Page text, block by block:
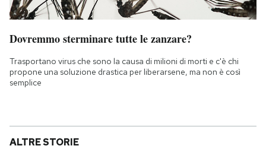
Dovremmo sterminare tutte le zanzare?
Trasportano virus che sono la causa di milioni di morti e c'è chi
propone una soluzione drastica per liberarsene, ma non è così
semplice
ALTRE STORIE